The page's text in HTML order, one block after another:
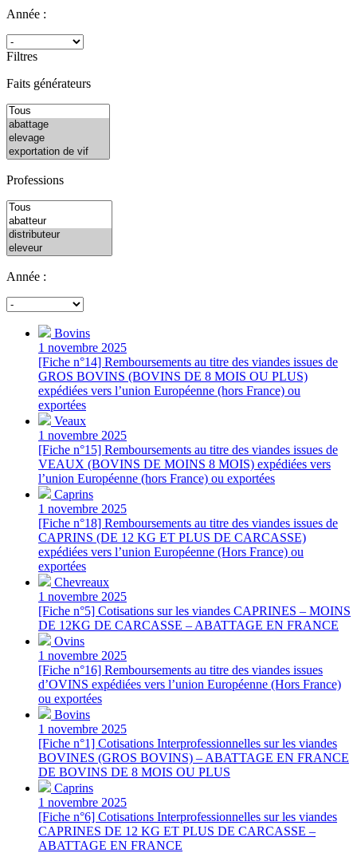
Année :
Filtres
Faits générateurs
Professions
Année :
Bovins
1 novembre 2025
[Fiche n°14] Remboursements au titre des viandes issues de
GROS BOVINS (BOVINS DE 8 MOIS OU PLUS)
expédiées vers l’union Européenne (hors France) ou
exportées
Veaux
1 novembre 2025
[Fiche n°15] Remboursements au titre des viandes issues de
VEAUX (BOVINS DE MOINS 8 MOIS) expédiées vers
l’union Européenne (hors France) ou exportées
Caprins
1 novembre 2025
[Fiche n°18] Remboursements au titre des viandes issues de
CAPRINS (DE 12 KG ET PLUS DE CARCASSE)
expédiées vers l’union Européenne (Hors France) ou
exportées
Chevreaux
1 novembre 2025
[Fiche n°5] Cotisations sur les viandes CAPRINES – MOINS
DE 12KG DE CARCASSE – ABATTAGE EN FRANCE
Ovins
1 novembre 2025
[Fiche n°16] Remboursements au titre des viandes issues
d’OVINS expédiées vers l’union Européenne (Hors France)
ou exportées
Bovins
1 novembre 2025
[Fiche n°1] Cotisations Interprofessionnelles sur les viandes
BOVINES (GROS BOVINS) – ABATTAGE EN FRANCE
DE BOVINS DE 8 MOIS OU PLUS
Caprins
1 novembre 2025
[Fiche n°6] Cotisations Interprofessionnelles sur les viandes
CAPRINES DE 12 KG ET PLUS DE CARCASSE –
ABATTAGE EN FRANCE